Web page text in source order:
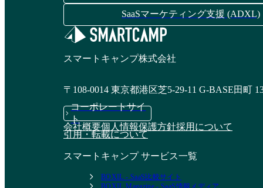
SaaSマーケティング支援 (ADXL)
スマートキャンプ株式会社
〒108-0014 東京都港区芝5-29-11 G-BASE田町
コーポレートサイ
ト
会社概要個人情報保護方針採用について
引用・転載について
スマートキャンプ サービス一覧
BOXIL - SaaS比較サイト
BOXIL Magazine - SaaS情報メディア